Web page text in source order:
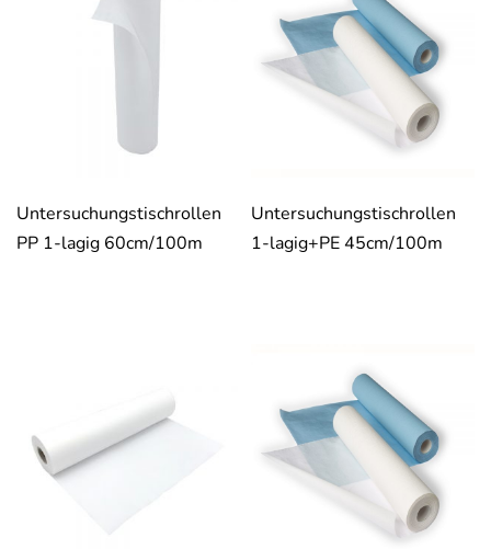
Untersuchungstischrollen
PP 1-lagig 60cm/100m
Untersuchungstischrollen
1-lagig+PE 45cm/100m